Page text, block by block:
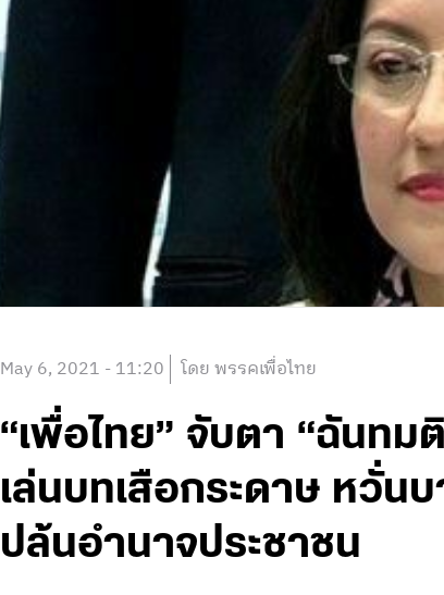
May 6, 2021 - 11:20 โดย พรรคเพื่อไทย
“เพื่อไทย” จับตา “ฉันทม
เล่นบทเสือกระดาษ หวั่น
ปล้นอำนาจประชาชน